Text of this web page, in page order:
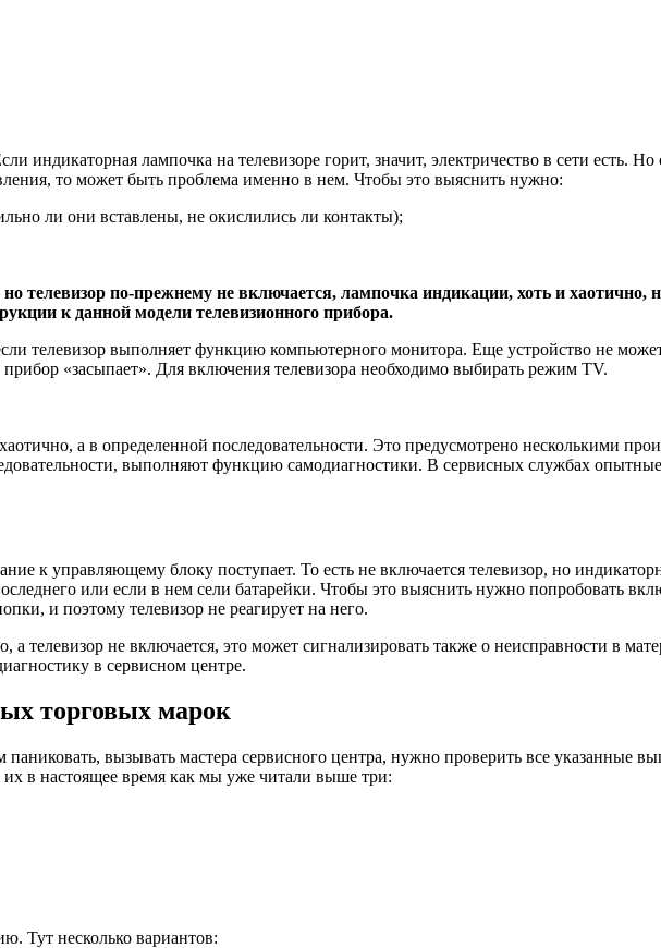
индикаторная лампочка на телевизоре горит, значит, электричество в сети есть.
то может быть проблема именно в нем. Чтобы это выяснить нужно:
ли они вставлены, не окислились ли контакты);
телевизор по-прежнему не включается, лампочка индикации, хоть и хаотично,
к данной модели телевизионного прибора.
телевизор выполняет функцию компьютерного монитора. Еще устройство не
«засыпает». Для включения телевизора необходимо выбирать режим TV.
а в определенной последовательности. Это предусмотрено несколькими
выполняют функцию самодиагностики. В сервисных службах опытные
к управляющему блоку поступает. То есть не включается телевизор, но
или если в нем сели батарейки. Чтобы это выяснить нужно попробовать
и поэтому телевизор не реагирует на него.
телевизор не включается, это может сигнализировать также о неисправности в
в сервисном центре.
торговых марок
паниковать, вызывать мастера сервисного центра, нужно проверить все
в настоящее время как мы уже читали выше три:
Тут несколько вариантов: